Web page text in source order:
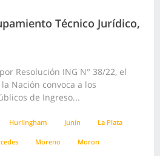
Técnico Jurídico,
Resolución ING N° 38/22, el
Nación convoca a los
de Ingreso...
Hurlingham Junín La Plata
Moreno Moron